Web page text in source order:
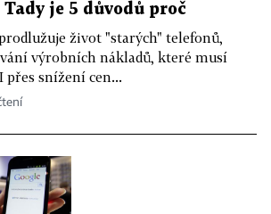
je 5 důvodů proč
život "starých" telefonů,
výrobních nákladů, které musí
snížení cen...